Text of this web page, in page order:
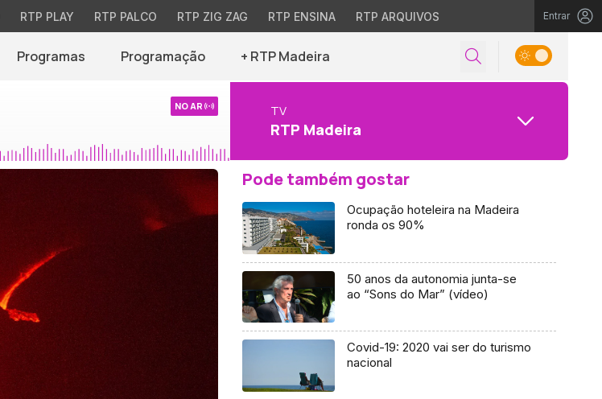
RTP PLAY RTP PALCO RTP ZIG ZAG RTP ENSINA RTP ARQUIVOS Entrar
Programas Programação + RTP Madeira
NO AR TV
RTP Madeira
Pode também gostar
Ocupação hoteleira na Madeira
ronda os 90%
50 anos da autonomia junta-se
ao “Sons do Mar” (vídeo)
Covid-19: 2020 vai ser do turismo
nacional